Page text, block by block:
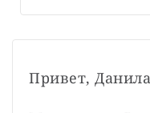
Привет,